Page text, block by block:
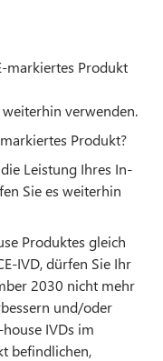
markiertes Produkt
verwenden.
Produkt?
Leistung Ihres In-
Sie es weiterhin
Produktes gleich
IVD, dürfen Sie Ihr
2030 nicht mehr
und/oder
IVDs im
befindlichen,